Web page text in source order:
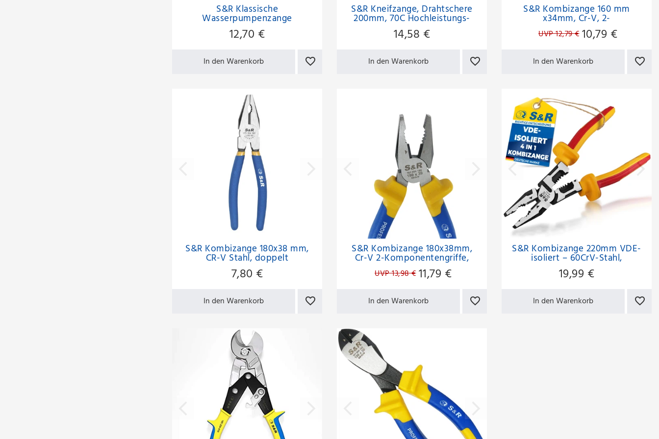
S&R Klassische
Wasserpumpenzange
240x33mm, CR-V Stahl,
Pulvereschichtung
12,70 €
In den Warenkorb
S&R Kneifzange, Drahtschere
200mm, 70C Hochleistungs-
Kohlenstoffstahl, hitze- und
induktionsgehärtete Schneiden,
Griffe
14,58 €
In den Warenkorb
S&R Kombizange 160 mm
x34mm, Cr-V, 2-
Komponentengriffen, gummiert
UVP 12,79 € 10,79 €
In den Warenkorb
S&R Kombizange 180x38 mm,
CR-V Stahl, doppelt
ummantelte Griffe
7,80 €
In den Warenkorb
S&R Kombizange 180x38mm,
Cr-V 2-Komponentengriffe,
gummiert
UVP 13,98 € 11,79 €
In den Warenkorb
S&R Kombizange 220mm VDE-
isoliert – 60CrV-Stahl,
gesenkgeschmiedet, hitze- &
induktionsgehärtet, 1000V, 2-
für Stahl/Kupfer/Aluminium,
HRC 42–48/56–62, AWG10–18,
19,99 €
In den Warenkorb